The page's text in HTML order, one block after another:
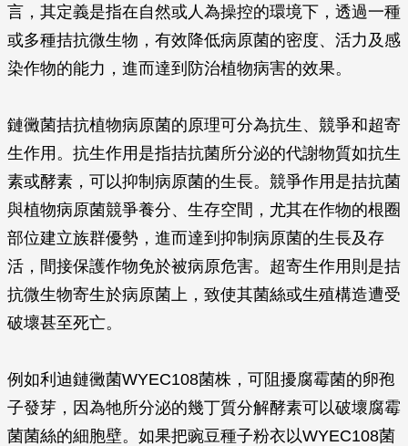
言，其定義是指在自然或人為操控的環境下，透過一種
或多種拮抗微生物，有效降低病原菌的密度、活力及感
染作物的能力，進而達到防治植物病害的效果。
鏈黴菌拮抗植物病原菌的原理可分為抗生、競爭和超寄
生作用。抗生作用是指拮抗菌所分泌的代謝物質如抗生
素或酵素，可以抑制病原菌的生長。競爭作用是拮抗菌
與植物病原菌競爭養分、生存空間，尤其在作物的根圈
部位建立族群優勢，進而達到抑制病原菌的生長及存
活，間接保護作物免於被病原危害。超寄生作用則是拮
抗微生物寄生於病原菌上，致使其菌絲或生殖構造遭受
破壞甚至死亡。
例如利迪鏈黴菌WYEC108菌株，可阻擾腐霉菌的卵孢
子發芽，因為牠所分泌的幾丁質分解酵素可以破壞腐霉
菌菌絲的細胞壁。如果把豌豆種子粉衣以WYEC108菌